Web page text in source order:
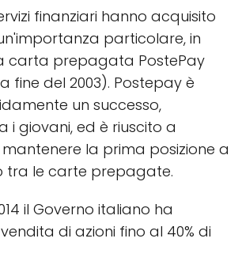
finanziari hanno acquisito
particolare, in
carta prepagata PostePay
fine del 2003). Postepay è
un successo,
giovani, ed è riuscito a
la prima posizione a
tra le carte prepagate.
il Governo italiano ha
di azioni fino al 40% di